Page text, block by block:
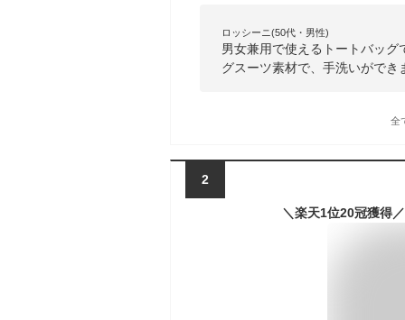
ロッシーニ(50代・男性)
男女兼用で使えるトートバッ
グスーツ素材で、手洗いができ
全
2